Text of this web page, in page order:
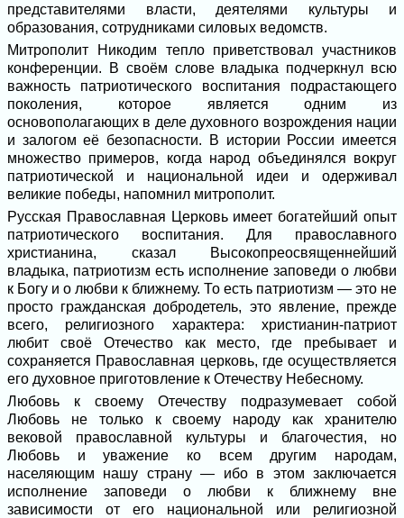
представителями власти, деятелями культуры и
образования, сотрудниками силовых ведомств.
Митрополит Никодим тепло приветствовал участников
конференции. В своём слове владыка подчеркнул всю
важность патриотического воспитания подрастающего
поколения, которое является одним из
основополагающих в деле духовного возрождения нации
и залогом её безопасности. В истории России имеется
множество примеров, когда народ объединялся вокруг
патриотической и национальной идеи и одерживал
великие победы, напомнил митрополит.
Русская Православная Церковь имеет богатейший опыт
патриотического воспитания. Для православного
христианина, сказал Высокопреосвященнейший
владыка, патриотизм есть исполнение заповеди о любви
к Богу и о любви к ближнему. То есть патриотизм — это не
просто гражданская добродетель, это явление, прежде
всего, религиозного характера: христианин-патриот
любит своё Отечество как место, где пребывает и
сохраняется Православная церковь, где осуществляется
его духовное приготовление к Отечеству Небесному.
Любовь к своему Отечеству подразумевает собой
Любовь не только к своему народу как хранителю
вековой православной культуры и благочестия, но
Любовь и уважение ко всем другим народам,
населяющим нашу страну — ибо в этом заключается
исполнение заповеди о любви к ближнему вне
зависимости от его национальной или религиозной